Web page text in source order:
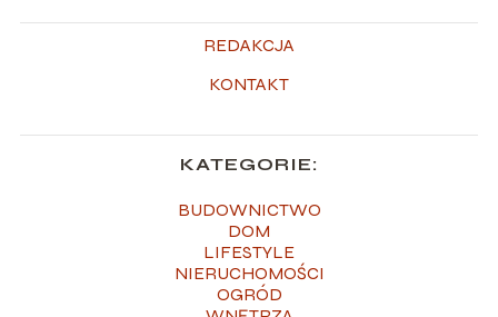
REDAKCJA
KONTAKT
KATEGORIE:
BUDOWNICTWO
DOM
LIFESTYLE
NIERUCHOMOŚCI
OGRÓD